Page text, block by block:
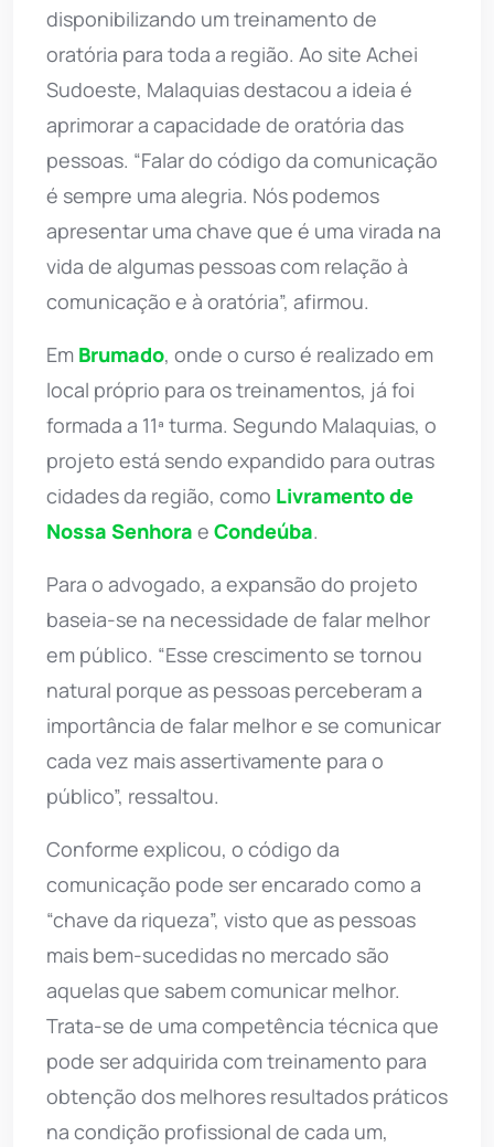
disponibilizando um treinamento de
oratória para toda a região. Ao site Achei
Sudoeste, Malaquias destacou a ideia é
aprimorar a capacidade de oratória das
pessoas. “Falar do código da comunicação
é sempre uma alegria. Nós podemos
apresentar uma chave que é uma virada na
vida de algumas pessoas com relação à
comunicação e à oratória”, afirmou.
Em Brumado, onde o curso é realizado em
local próprio para os treinamentos, já foi
formada a 11ª turma. Segundo Malaquias, o
projeto está sendo expandido para outras
cidades da região, como Livramento de
Nossa Senhora e Condeúba.
Para o advogado, a expansão do projeto
baseia-se na necessidade de falar melhor
em público. “Esse crescimento se tornou
natural porque as pessoas perceberam a
importância de falar melhor e se comunicar
cada vez mais assertivamente para o
público”, ressaltou.
Conforme explicou, o código da
comunicação pode ser encarado como a
“chave da riqueza”, visto que as pessoas
mais bem-sucedidas no mercado são
aquelas que sabem comunicar melhor.
Trata-se de uma competência técnica que
pode ser adquirida com treinamento para
obtenção dos melhores resultados práticos
na condição profissional de cada um,